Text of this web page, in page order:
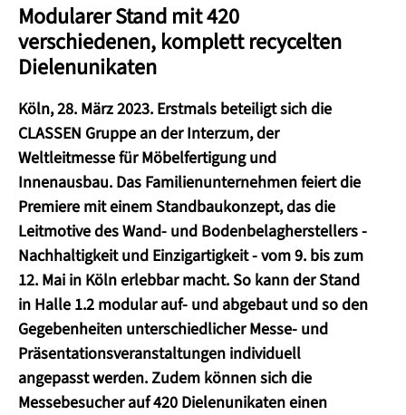
Modularer Stand mit 420
verschiedenen, komplett recycelten
Dielenunikaten
Köln, 28. März 2023. Erstmals beteiligt sich die
CLASSEN Gruppe an der Interzum, der
Weltleitmesse für Möbelfertigung und
Innenausbau. Das Familienunternehmen feiert die
Premiere mit einem Standbaukonzept, das die
Leitmotive des Wand- und Bodenbelagherstellers -
Nachhaltigkeit und Einzigartigkeit - vom 9. bis zum
12. Mai in Köln erlebbar macht. So kann der Stand
in Halle 1.2 modular auf- und abgebaut und so den
Gegebenheiten unterschiedlicher Messe- und
Präsentationsveranstaltungen individuell
angepasst werden. Zudem können sich die
Messebesucher auf 420 Dielenunikaten einen